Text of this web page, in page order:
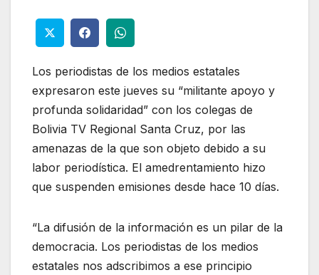
Los periodistas de los medios estatales
expresaron este jueves su “militante apoyo y
profunda solidaridad” con los colegas de
Bolivia TV Regional Santa Cruz, por las
amenazas de la que son objeto debido a su
labor periodística. El amedrentamiento hizo
que suspenden emisiones desde hace 10 días.
“La difusión de la información es un pilar de la
democracia. Los periodistas de los medios
estatales nos adscribimos a ese principio